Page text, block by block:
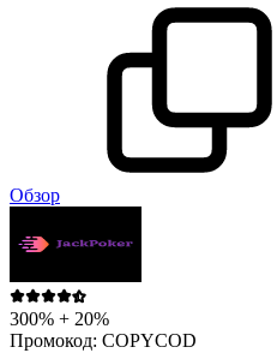
Обзор
300% + 20%
Промокод: COPYCOD